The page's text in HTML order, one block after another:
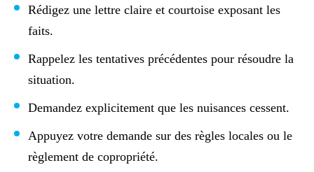
Rédigez une lettre claire et courtoise exposant les
faits.
Rappelez les tentatives précédentes pour résoudre la
situation.
Demandez explicitement que les nuisances cessent.
Appuyez votre demande sur des règles locales ou le
règlement de copropriété.